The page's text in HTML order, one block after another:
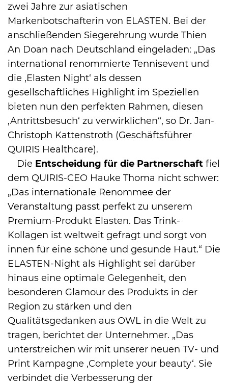
zwei Jahre zur asiatischen
Markenbotschafterin von ELASTEN. Bei der
anschließenden Siegerehrung wurde Thien
An Doan nach Deutschland eingeladen: „Das
international renommierte Tennisevent und
die ,Elasten Night‘ als dessen
gesellschaftliches Highlight im Speziellen
bieten nun den perfekten Rahmen, diesen
,Antrittsbesuch‘ zu verwirklichen“, so Dr. Jan-
Christoph Kattenstroth (Geschäftsführer
QUIRIS Healthcare).
Die Entscheidung für die Partnerschaft fiel
dem QUIRIS-CEO Hauke Thoma nicht schwer:
„Das internationale Renommee der
Veranstaltung passt perfekt zu unserem
Premium-Produkt Elasten. Das Trink-
Kollagen ist weltweit gefragt und sorgt von
innen für eine schöne und gesunde Haut.“ Die
ELASTEN-Night als Highlight sei darüber
hinaus eine optimale Gelegenheit, den
besonderen Glamour des Produkts in der
Region zu stärken und den
Qualitätsgedanken aus OWL in die Welt zu
tragen, berichtet der Unternehmer. „Das
unterstreichen wir mit unserer neuen TV- und
Print Kampagne ‚Complete your beauty‘. Sie
verbindet die Verbesserung der